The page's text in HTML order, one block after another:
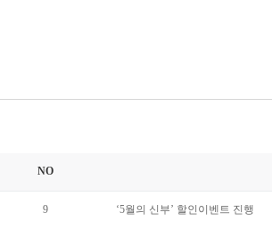
NO
9 ‘5월의 신부’ 할인이벤트 진행